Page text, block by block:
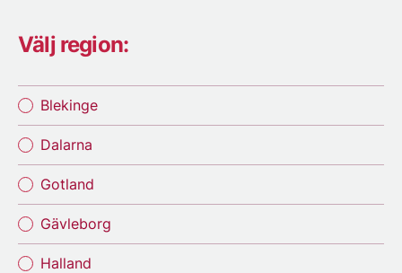
Välj region:
Blekinge
Dalarna
Gotland
Gävleborg
Halland